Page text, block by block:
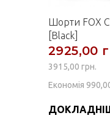
Шорти FOX
[Black]
2925,00
3915,00 грн.
Економія